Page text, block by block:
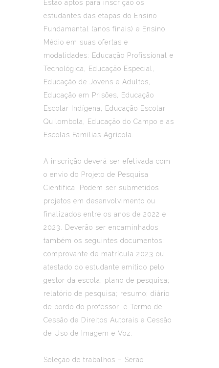
Estão aptos para inscrição os
estudantes das etapas do Ensino
Fundamental (anos finais) e Ensino
Médio em suas ofertas e
modalidades: Educação Profissional e
Tecnológica, Educação Especial,
Educação de Jovens e Adultos,
Educação em Prisões, Educação
Escolar Indígena, Educação Escolar
Quilombola, Educação do Campo e as
Escolas Famílias Agrícola.
A inscrição deverá ser efetivada com
o envio do Projeto de Pesquisa
Científica. Podem ser submetidos
projetos em desenvolvimento ou
finalizados entre os anos de 2022 e
2023. Deverão ser encaminhados
também os seguintes documentos:
comprovante de matrícula 2023 ou
atestado do estudante emitido pelo
gestor da escola; plano de pesquisa;
relatório de pesquisa; resumo; diário
de bordo do professor; e Termo de
Cessão de Direitos Autorais e Cessão
de Uso de Imagem e Voz.
Seleção de trabalhos – Serão